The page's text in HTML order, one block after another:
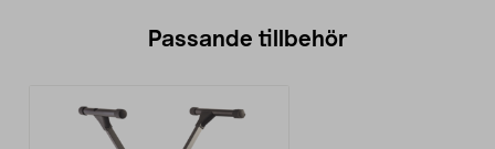
Passande tillbehör